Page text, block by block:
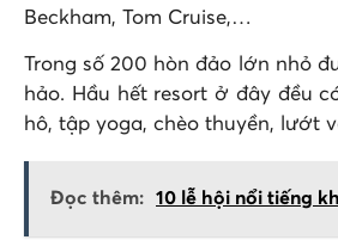
Beckham, Tom Cruise,…
Trong số 200 hòn đảo lớn nhỏ
hảo. Hầu hết resort ở đây đều
hô, tập yoga, chèo thuyền, lướt
Đọc thêm: 10 lễ hội nổi tiếng